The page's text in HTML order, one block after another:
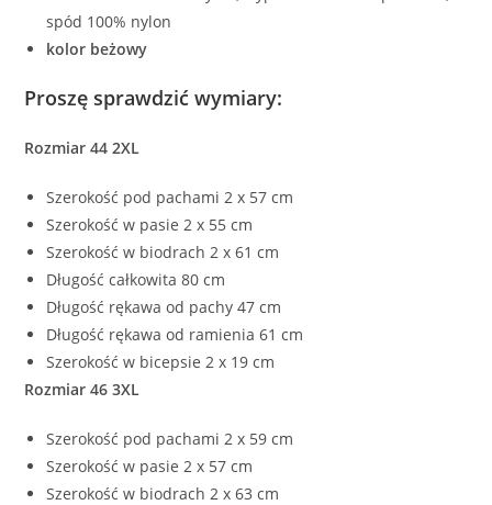
spód 100% nylon
kolor beżowy
Proszę sprawdzić wymiary:
Rozmiar 44 2XL
Szerokość pod pachami 2 x 57 cm
Szerokość w pasie 2 x 55 cm
Szerokość w biodrach 2 x 61 cm
Długość całkowita 80 cm
Długość rękawa od pachy 47 cm
Długość rękawa od ramienia 61 cm
Szerokość w bicepsie 2 x 19 cm
Rozmiar 46 3XL
Szerokość pod pachami 2 x 59 cm
Szerokość w pasie 2 x 57 cm
Szerokość w biodrach 2 x 63 cm